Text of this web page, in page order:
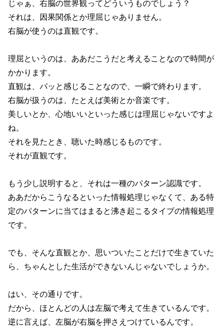
じゃぁ、右脳の世界観ってどういうものでしょう？
それは、因果関係とか理屈じゃありません。
右脳が使うのは直観です。
理屈というのは、ああだこうだと考えることなので時間が
かかります。
直観は、パッと感じることなので、一瞬で終わります。
右脳が扱うのは、たとえば美術とか音楽です。
美しいとか、心地いいといった感じは理屈じゃないですよ
ね。
それを見たとき、聴いた時感じるものです。
それが直観です。
もう少し説明すると、それは一種のパターン認識です。
ああだからこうなるといった情報処理じゃなくて、ある特
定のパターンに当てはまると沸き起こるタイプの情報処理
です。
でも、そんな直観とか、思いついたことだけで生きていた
ら、ちゃんとした生活ができないんじゃないでしょうか。
はい、その通りです。
だから、ほとんどの人は左脳で考えて生きているんです。
逆に言えば、左脳が右脳を押さえつけているんです。